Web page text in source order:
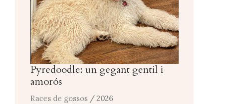
Pyredoodle: un gegant gentil i
amorós
Races de gossos / 2026